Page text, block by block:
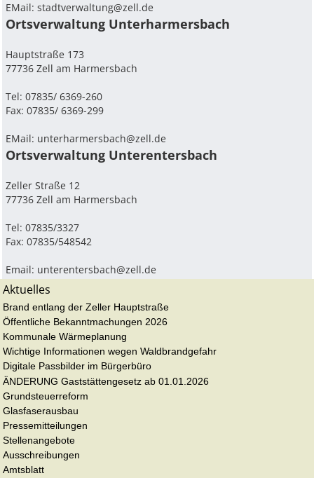
EMail:stadtverwaltung@zell.de
Ortsverwaltung Unterharmersbach
Hauptstraße 173
77736 Zell am Harmersbach
Tel: 07835/ 6369-260
Fax: 07835/ 6369-299
EMail: unterharmersbach@zell.de
Ortsverwaltung Unterentersbach
Zeller Straße 12
77736 Zell am Harmersbach
Tel: 07835/3327
Fax: 07835/548542
Email: unterentersbach@zell.de
Aktuelles
Brand entlang der Zeller Hauptstraße
Öffentliche Bekanntmachungen 2026
Kommunale Wärmeplanung
Wichtige Informationen wegen Waldbrandgefahr
Digitale Passbilder im Bürgerbüro
ÄNDERUNG Gaststättengesetz ab 01.01.2026
Grundsteuerreform
Glasfaserausbau
Pressemitteilungen
Stellenangebote
Ausschreibungen
Amtsblatt